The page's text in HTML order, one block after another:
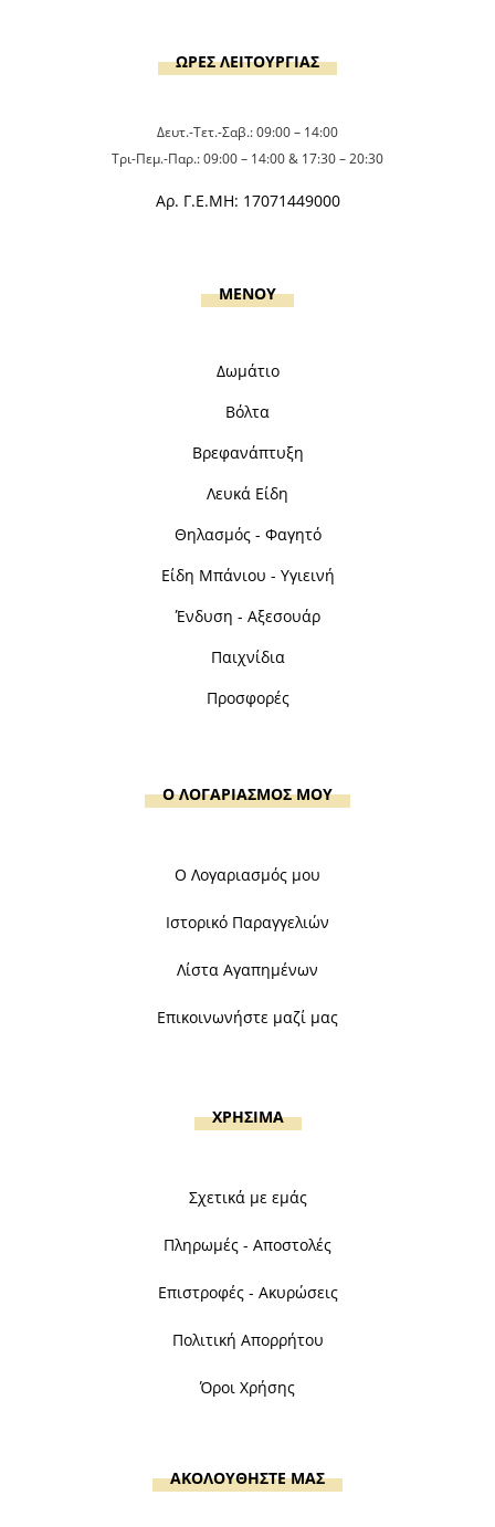
ΩΡΕΣ ΛΕΙΤΟΥΡΓΙΑΣ
Δευτ.-Τετ.-Σαβ.: 09:00 – 14:00
Τρι-Πεμ.-Παρ.: 09:00 – 14:00 & 17:30 – 20:30
Αρ. Γ.Ε.ΜΗ: 17071449000
MENOY
Δωμάτιο
Βόλτα
Βρεφανάπτυξη
Λευκά Είδη
Θηλασμός - Φαγητό
Είδη Μπάνιου - Υγιεινή
Ένδυση - Αξεσουάρ
Παιχνίδια
Προσφορές
Ο ΛΟΓΑΡΙΑΣΜΟΣ ΜΟΥ
Ο Λογαριασμός μου
Ιστορικό Παραγγελιών
Λίστα Αγαπημένων
Επικοινωνήστε μαζί μας
ΧΡΗΣΙΜΑ
Σχετικά με εμάς
Πληρωμές - Αποστολές
Επιστροφές - Ακυρώσεις
Πολιτική Απορρήτου
Όροι Χρήσης
ΑΚΟΛΟΥΘΗΣΤΕ ΜΑΣ